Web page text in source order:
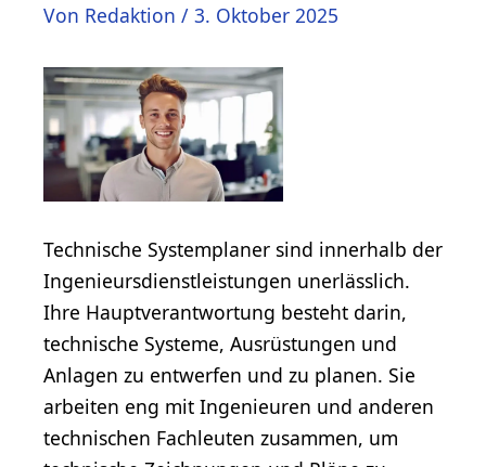
Von Redaktion / 3. Oktober 2025
Technische Systemplaner sind innerhalb der
Ingenieursdienstleistungen unerlässlich.
Ihre Hauptverantwortung besteht darin,
technische Systeme, Ausrüstungen und
Anlagen zu entwerfen und zu planen. Sie
arbeiten eng mit Ingenieuren und anderen
technischen Fachleuten zusammen, um